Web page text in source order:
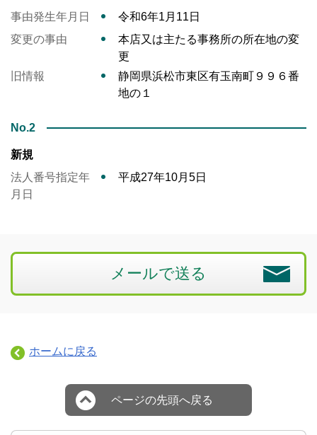
事由発生年月日
令和6年1月11日
変更の事由
本店又は主たる事務所の所在地の変
更
旧情報
静岡県浜松市東区有玉南町９９６番
地の１
No.2
新規
法人番号指定年
月日
平成27年10月5日
メールで送る
ホームに戻る
ページの先頭へ戻る